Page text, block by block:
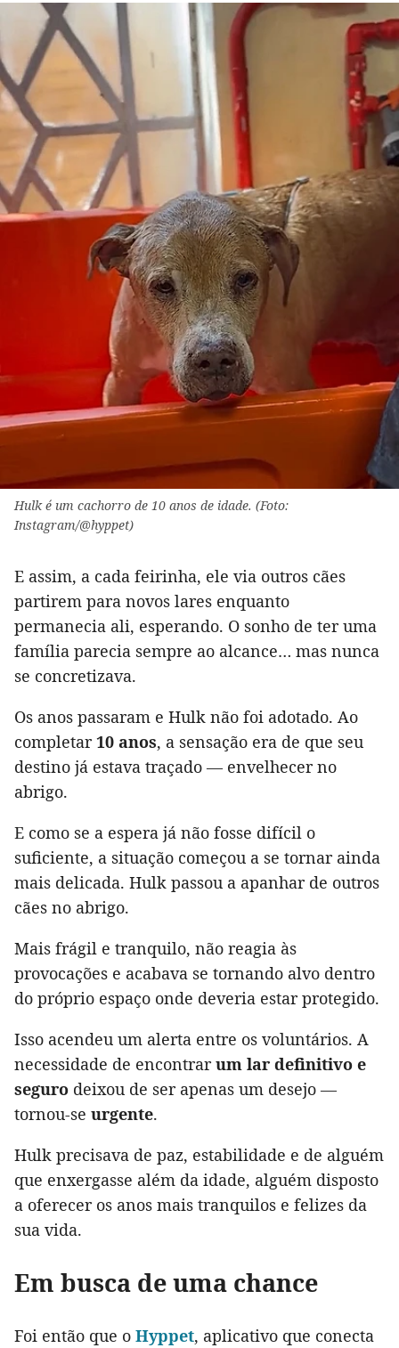
Hulk é um cachorro de 10 anos de idade. (Foto:
Instagram/@hyppet)
E assim, a cada feirinha, ele via outros cães
partirem para novos lares enquanto
permanecia ali, esperando. O sonho de ter uma
família parecia sempre ao alcance… mas nunca
se concretizava.
Os anos passaram e Hulk não foi adotado. Ao
completar10 anos, a sensação era de que seu
destino já estava traçado — envelhecer no
abrigo.
E como se a espera já não fosse difícil o
suficiente, a situação começou a se tornar ainda
mais delicada. Hulk passou a apanhar de outros
cães no abrigo.
Mais frágil e tranquilo, não reagia às
provocações e acabava se tornando alvo dentro
do próprio espaço onde deveria estar protegido.
Isso acendeu um alerta entre os voluntários. A
necessidade de encontrarum lar definitivo e
seguro deixou de ser apenas um desejo —
tornou-se urgente.
Hulk precisava de paz, estabilidade e de alguém
que enxergasse além da idade, alguém disposto
a oferecer os anos mais tranquilos e felizes da
sua vida.
Em busca de uma chance
Foi então que o Hyppet, aplicativo que conecta